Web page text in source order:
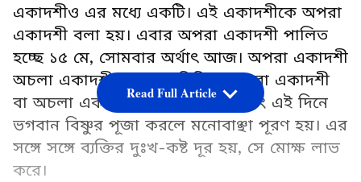
একাদশীও এর মধ্যে একটি। এই একাদশীকে অপরা
একাদশী বলা হয়। এবার অপরা একাদশী পালিত
হচ্ছে ১৫ মে, সোমবার অর্থাৎ আজ। অপরা একাদশী
অচলা একাদশী নামেও পরিচিত। অপরা একাদশী
বা অচলা একাদশীর উপবাস করে এবং এই দিনে
ভগবান বিষ্ণুর পূজা করলে মনোবাঞ্ছা পূরণ হয়। এর
সঙ্গে সঙ্গে ব্যক্তির দুঃখ-কষ্ট দূর হয়, সে মোক্ষ লাভ
করে।
Read Full Article